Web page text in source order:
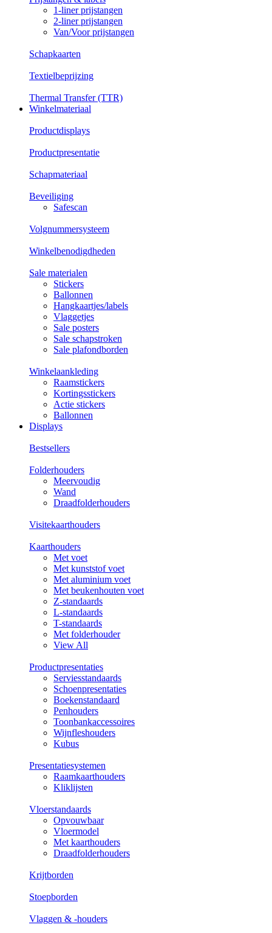
1-liner prijstangen
2-liner prijstangen
Van/Voor prijstangen
Schapkaarten
Textielbeprijzing
Thermal Transfer (TTR)
Winkelmateriaal
Productdisplays
Productpresentatie
Schapmateriaal
Beveiliging
Safescan
Volgnummersysteem
Winkelbenodigdheden
Sale materialen
Stickers
Ballonnen
Hangkaartjes/labels
Vlaggetjes
Sale posters
Sale schapstroken
Sale plafondborden
Winkelaankleding
Raamstickers
Kortingsstickers
Actie stickers
Ballonnen
Displays
Bestsellers
Folderhouders
Meervoudig
Wand
Draadfolderhouders
Visitekaarthouders
Kaarthouders
Met voet
Met kunststof voet
Met aluminium voet
Met beukenhouten voet
Z-standaards
L-standaards
T-standaards
Met folderhouder
View All
Productpresentaties
Serviesstandaards
Schoenpresentaties
Boekenstandaard
Penhouders
Toonbankaccessoires
Wijnfleshouders
Kubus
Presentatiesystemen
Raamkaarthouders
Kliklijsten
Vloerstandaards
Opvouwbaar
Vloermodel
Met kaarthouders
Draadfolderhouders
Krijtborden
Stoepborden
Vlaggen & -houders